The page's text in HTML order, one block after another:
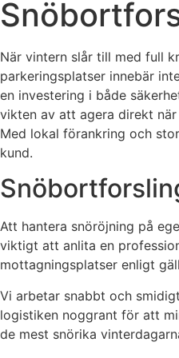
När vintern slår till med full
parkeringsplatser innebär
en investering i både
vikten av att agera direkt
Med lokal förankring och
kund.
Att hantera snöröjning på
viktigt att anlita en
mottagningsplatser enligt
Vi arbetar snabbt och
logistiken noggrant för att
de mest snörika